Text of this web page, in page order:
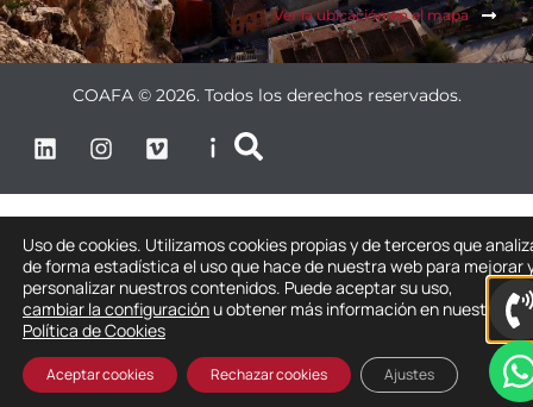
Ver la ubicación en el mapa
COAFA © 2026. Todos los derechos reservados.
Uso de cookies. Utilizamos cookies propias y de terceros que
de forma estadística el uso que hace de nuestra web para mejorar
personalizar nuestros contenidos. Puede aceptar su uso,
cambiar la configuraciónu obtener más información en nuestra
Política de Cookies
Aceptar cookies Rechazar cookies Ajustes